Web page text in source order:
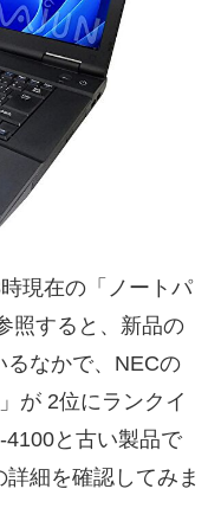
現在の「ノートパ
照すると、新品の
るなかで、NECの
が 2位にランクイ
4100と古い製品で
細を確認してみま